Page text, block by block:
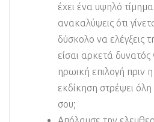
έχει ένα υψηλό
ανακαλύψεις ότι
δύσκολο να ελέγξεις
είσαι αρκετά δυνατός
ηρωική επιλογή πριν
εκδίκηση στρέψει
σου;